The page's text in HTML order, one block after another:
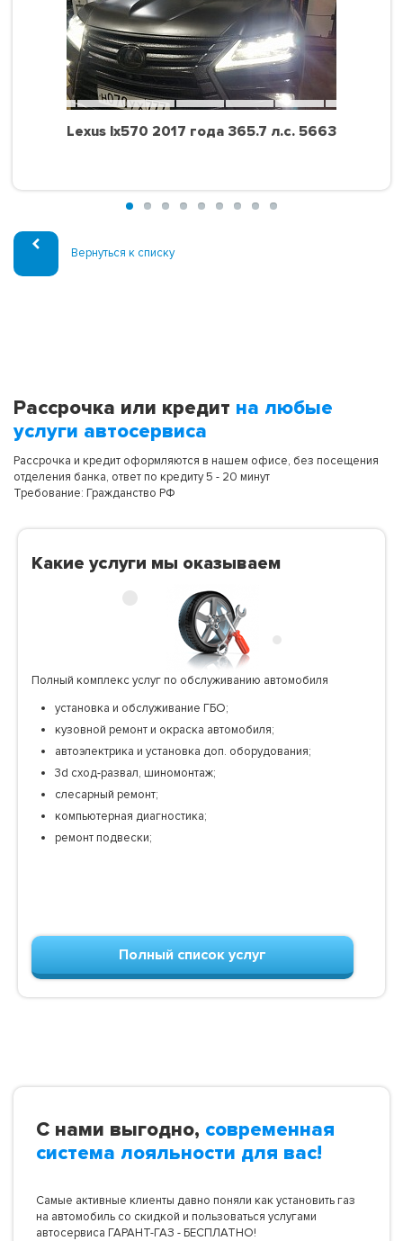
Lexus lx570 2017 года 365.7 л.с. 5663
Вернуться к списку
Рассрочка или кредит на любые
услуги автосервиса
Рассрочка и кредит оформляются в нашем офисе, без посещения
отделения банка, ответ по кредиту 5 - 20 минут
Требование: Гражданство РФ
Какие услуги мы оказываем
Полный комплекс услуг по обслуживанию автомобиля
установка и обслуживание ГБО;
кузовной ремонт и окраска автомобиля;
автоэлектрика и установка доп. оборудования;
3d сход-развал, шиномонтаж;
слесарный ремонт;
компьютерная диагностика;
ремонт подвески;
Полный список услуг
С нами выгодно, современная
система лояльности для вас!
Самые активные клиенты давно поняли как установить газ
на автомобиль со скидкой и пользоваться услугами
автосервиса ГАРАНТ-ГАЗ - БЕСПЛАТНО!